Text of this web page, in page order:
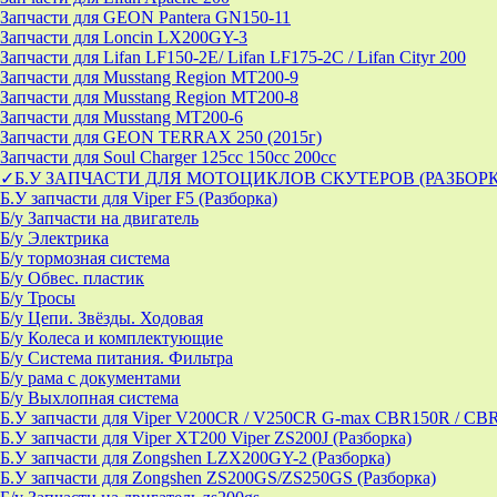
Запчасти для GEON Pantera GN150-11
Запчасти для Loncin LX200GY-3
Запчасти для Lifan LF150-2E/ Lifan LF175-2C / Lifan Cityr 200
Запчасти для Musstang Region MT200-9
Запчасти для Musstang Region MT200-8
Запчасти для Musstang MT200-6
Запчасти для GEON TERRAX 250 (2015г)
Запчасти для Soul Charger 125сс 150cc 200сс
✓Б.У ЗАПЧАСТИ ДЛЯ МОТОЦИКЛОВ СКУТЕРОВ
Б.У запчасти для Viper F5 (Разборка)
Б/у Запчасти на двигатель
Б/у Электрика
Б/у тормозная система
Б/у Обвес. пластик
Б/у Тросы
Б/у Цепи. Звёзды. Ходовая
Б/у Колеса и комплектующие
Б/у Система питания. Фильтра
Б/у рама с документами
Б/у Выхлопная система
Б.У запчасти для Viper V200CR / V250CR G-max CBR150R /
Б.У запчасти для Viper XT200 Viper ZS200J (Разборка)
Б.У запчасти для Zongshen LZX200GY-2 (Разборка)
Б.У запчасти для Zongshen ZS200GS/ZS250GS (Разборка)